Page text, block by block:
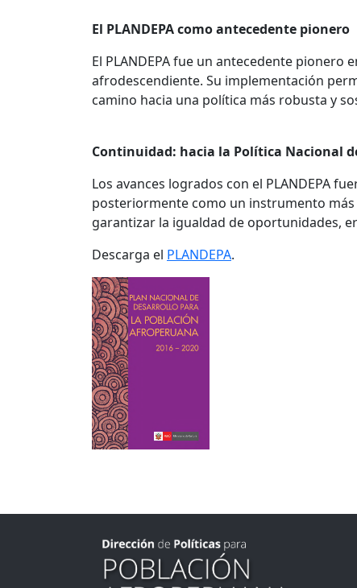
El PLANDEPA como antecedente pionero
El PLANDEPA fue un antecedente
afrodescendiente. Su implementación
camino hacia una política más robusta y
Continuidad: hacia la Política Nacional
Los avances logrados con el PLANDEPA
posteriormente como un instrumento
garantizar la igualdad de oportunidades,
Descarga el PLANDEPA.